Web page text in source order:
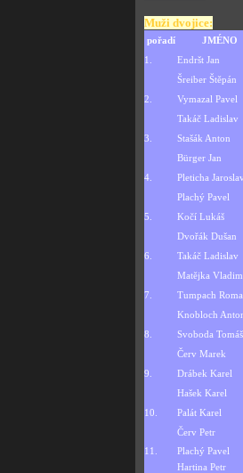
Muži dvojice:
pořadí
JMÉNO
1.
Endršt Jan
Šreiber Štěpán
2.
Vymazal Pavel
Takáč Ladislav
3.
Stašák Anton
Bürger Jan
4.
Pleticha
Plachý Pavel
5.
Kočí Lukáš
Dvořák Dušan
6.
Takáč Ladislav
Matějka
7.
Tumpach
Knobloch
8.
Svoboda Tomáš
Červ Marek
9.
Drábek Karel
Hašek Karel
10.
Palát Karel
Červ Petr
11.
Plachý Pavel
Hartina Petr